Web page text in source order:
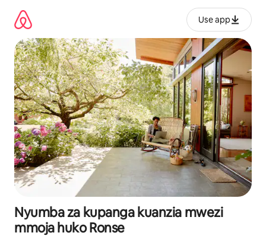
kwenda
kwenye
maudhui
Use app
Nyumba za kupanga kuanzia mwezi
mmoja huko Ronse